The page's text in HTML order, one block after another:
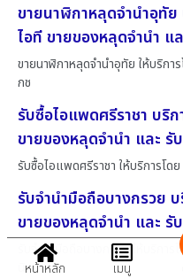
ขายนาฬิกาหลุดจำนำอุทั
ไอที ขายของหลุดจำนำ
ขายนาฬิกาหลุดจำนำอุทัย ให้บริกา
กช
รับซื้อไอแพดศรีราชา บริ
ขายของหลุดจำนำ และ
รับซื้อไอแพดศรีราชา ให้บริการโด
รับจำนำมือถือบางกรวย
ขายของหลุดจำนำ และ
รับจำนำมือถือบางกรวย ให้บริกา
หน้าหลัก เมนู